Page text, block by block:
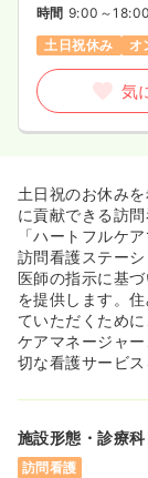
時間 9:00～18:00
土日祝休み
オ
気
土日祝のお休み
に貢献できる訪問
「ハートフルケ
訪問看護ステー
医師の指示に基
を提供します。
ていただくため
ケアマネージャ
切な看護サービス
施設形態・診療科
訪問看護